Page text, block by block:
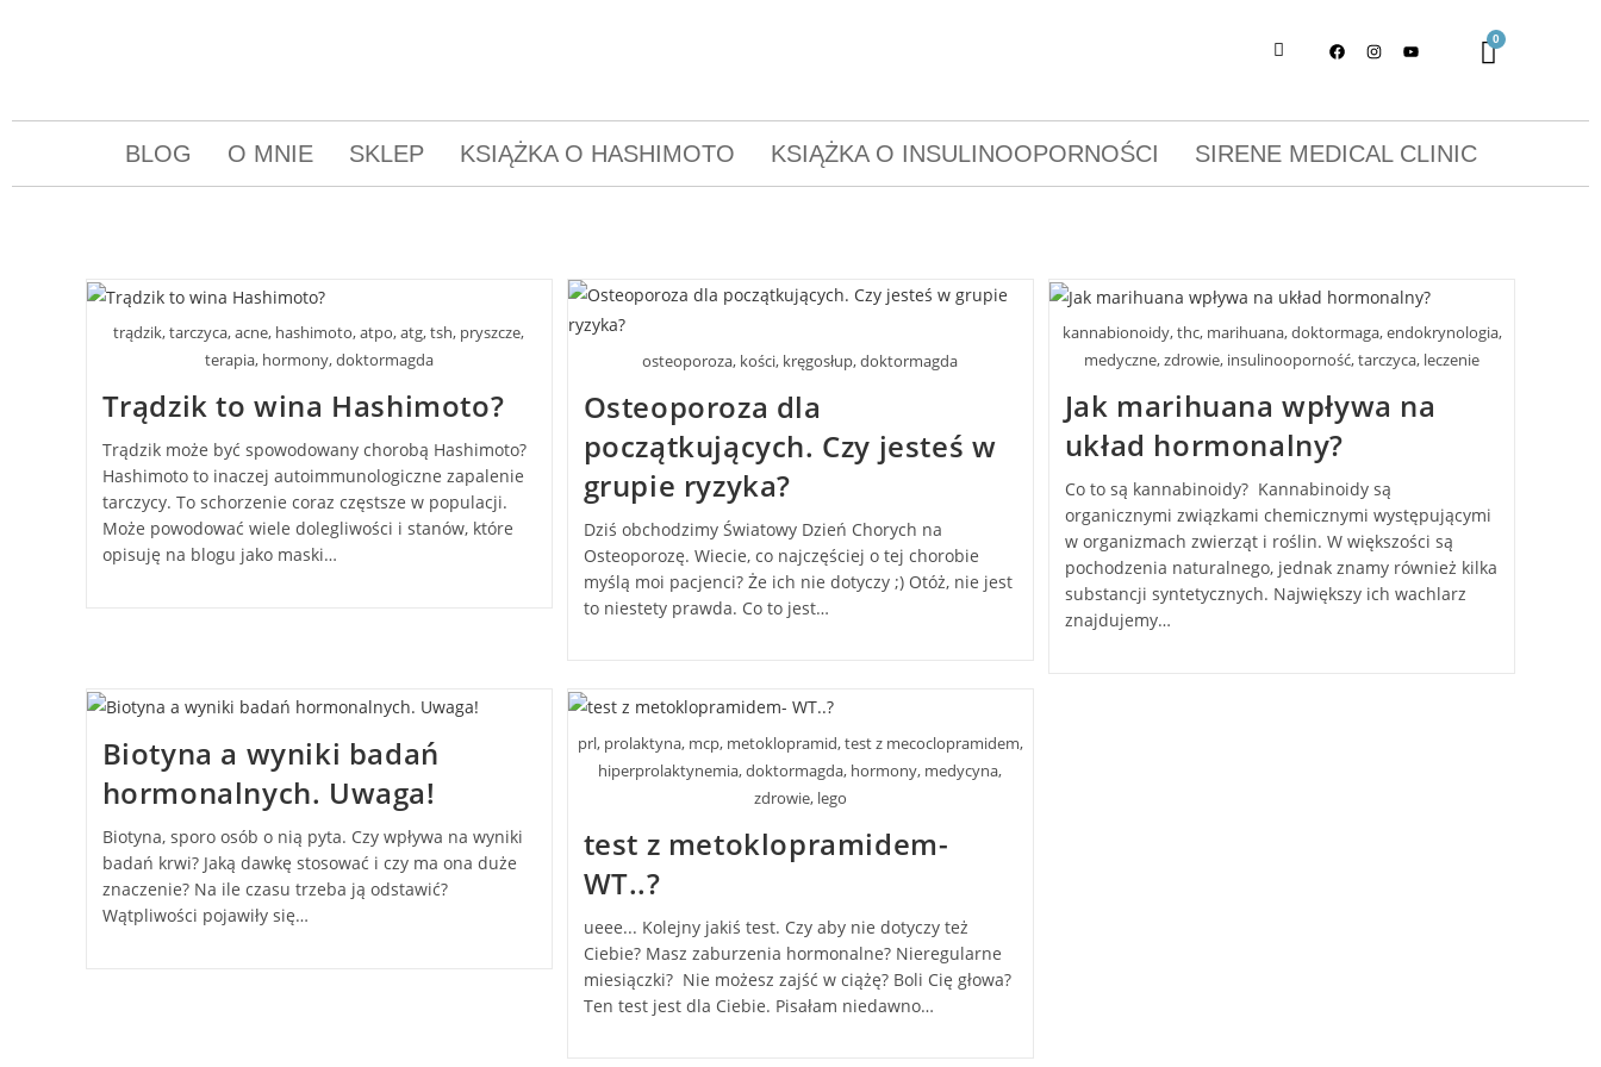
BLOG O MNIE SKLEP KSIĄŻKA O HASHIMOTO KSIĄŻKA O INSULINOOPORNOŚCI SIRENE MEDICAL CLINIC
trądzik, tarczyca, acne, hashimoto, atpo, atg, tsh, pryszcze,
terapia, hormony, doktormagda
Trądzik to wina Hashimoto?
Trądzik może być spowodowany chorobą Hashimoto?
Hashimoto to inaczej autoimmunologiczne zapalenie
tarczycy. To schorzenie coraz częstsze w populacji.
Może powodować wiele dolegliwości i stanów, które
opisuję na blogu jako maski…
osteoporoza, kości, kręgosłup, doktormagda
Osteoporoza dla
początkujących. Czy jesteś w
grupie ryzyka?
Dziś obchodzimy Światowy Dzień Chorych na
Osteoporozę. Wiecie, co najczęściej o tej chorobie
myślą moi pacjenci? Że ich nie dotyczy ;) Otóż, nie jest
to niestety prawda. Co to jest…
kannabionoidy, thc, marihuana, doktormaga, endokrynologia,
medyczne, zdrowie, insulinooporność, tarczyca, leczenie
Jak marihuana wpływa na
układ hormonalny?
Co to są kannabinoidy? Kannabinoidy są
organicznymi związkami chemicznymi występującymi
w organizmach zwierząt i roślin. W większości są
pochodzenia naturalnego, jednak znamy również kilka
substancji syntetycznych. Największy ich wachlarz
znajdujemy…
Biotyna a wyniki badań
hormonalnych. Uwaga!
Biotyna, sporo osób o nią pyta. Czy wpływa na wyniki
badań krwi? Jaką dawkę stosować i czy ma ona duże
znaczenie? Na ile czasu trzeba ją odstawić?
Wątpliwości pojawiły się…
prl, prolaktyna, mcp, metoklopramid, test z mecoclopramidem,
hiperprolaktynemia, doktormagda, hormony, medycyna,
zdrowie, lego
test z metoklopramidem-
WT..?
ueee... Kolejny jakiś test. Czy aby nie dotyczy też
Ciebie? Masz zaburzenia hormonalne? Nieregularne
miesiączki? Nie możesz zajść w ciążę? Boli Cię głowa?
Ten test jest dla Ciebie. Pisałam niedawno…